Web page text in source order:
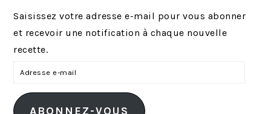
Saisissez votre adresse e-mail pour vous abonner
et recevoir une notification à chaque nouvelle
recette.
r
ABONNEZ-VOUS